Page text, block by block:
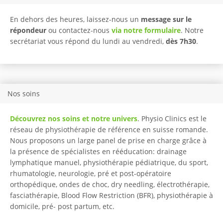
En dehors des heures, laissez-nous un message sur le
répondeurou contactez-nous via notre formulaire. Notre
secrétariat vous répond du lundi au vendredi, dès 7h30.
Nos soins
Découvrez nos soins et notre univers. Physio Clinics est le
réseau de physiothérapie de référence en suisse romande.
Nous proposons un large panel de prise en charge grâce à
la présence de spécialistes en rééducation: drainage
lymphatique manuel, physiothérapie pédiatrique, du sport,
rhumatologie, neurologie, pré et post-opératoire
orthopédique, ondes de choc, dry needling, électrothérapie,
fasciathérapie, Blood Flow Restriction (BFR), physiothérapie à
domicile, pré- post partum, etc.